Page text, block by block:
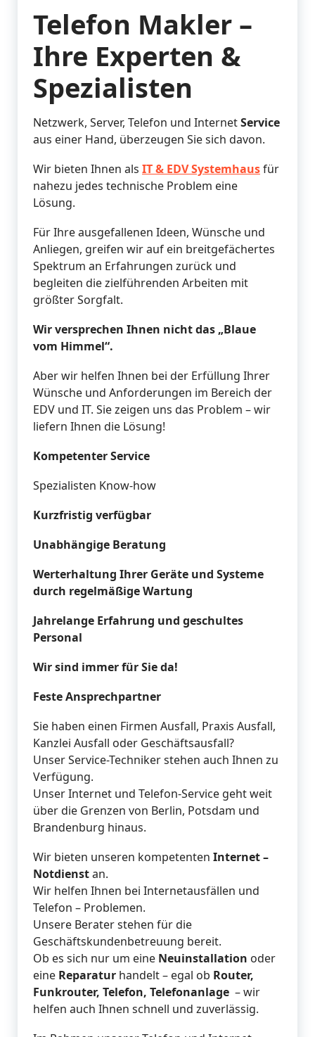
Telefon Makler –
Ihre Experten &
Spezialisten
Netzwerk, Server, Telefon und InternetService
aus einer Hand, überzeugen Sie sich davon.
Wir bieten Ihnen als IT & EDV Systemhausfür
nahezu jedes technische Problem eine
Lösung.
Für Ihre ausgefallenen Ideen, Wünsche und
Anliegen, greifen wir auf ein breitgefächertes
Spektrum an Erfahrungen zurück und
begleiten die zielführenden Arbeiten mit
größter Sorgfalt.
Wir versprechen Ihnen nicht das „Blaue
vom Himmel“.
Aber wir helfen Ihnen bei der Erfüllung Ihrer
Wünsche und Anforderungen im Bereich der
EDV und IT. Sie zeigen uns das Problem – wir
liefern Ihnen die Lösung!
Kompetenter Service
Spezialisten Know-how
Kurzfristig verfügbar
Unabhängige Beratung
Werterhaltung Ihrer Geräte und Systeme
durch regelmäßige Wartung
Jahrelange Erfahrung und geschultes
Personal
Wir sind immer für Sie da!
Feste Ansprechpartner
Sie haben einen Firmen Ausfall, Praxis Ausfall,
Kanzlei Ausfall oder Geschäftsausfall?
Unser Service-Techniker stehen auch Ihnen zu
Verfügung.
Unser Internet und Telefon-Service geht weit
über die Grenzen von Berlin, Potsdam und
Brandenburg hinaus.
Wir bieten unseren kompetenten Internet–
Notdienstan.
Wir helfen Ihnen bei Internetausfällen und
Telefon – Problemen.
Unsere Berater stehen für die
Geschäftskundenbetreuung bereit.
Ob es sich nur um eine Neuinstallation oder
eine Reparatur handelt – egal ob Router,
Funkrouter, Telefon, Telefonanlage – wir
helfen auch Ihnen schnell und zuverlässig.